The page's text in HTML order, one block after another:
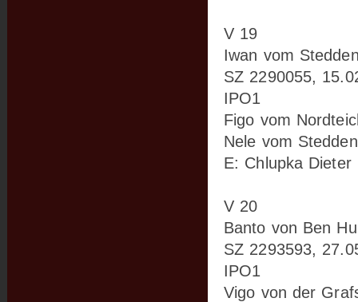
V 19
Iwan vom
SZ 2290055,
IPO1
Figo vom
Nele vom
E: Chlupka Dieter
V 20
Banto von Ben
SZ 2293593,
IPO1
Vigo von der